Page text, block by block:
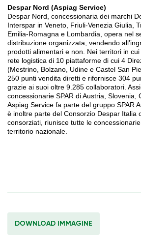
Despar Nord (Aspiag Service)
Despar Nord, concessionaria dei marchi
Interspar in Veneto, Friuli-Venezia Giulia,
Emilia-Romagna e Lombardia, opera nel
distribuzione organizzata, vendendo
prodotti alimentari e non. Nei territori in
rete logistica di 10 piattaforme di cui 4
(Mestrino, Bolzano, Udine e Castel San
250 punti vendita diretti e rifornisce 304
grazie ai suoi oltre 9.285 collaboratori.
concessionarie SPAR di Austria, Slovenia,
Aspiag Service fa parte del gruppo SPAR
è inoltre parte del Consorzio Despar Italia
consorziati, riunisce tutte le
territorio nazionale.
DOWNLOAD IMMAGINE